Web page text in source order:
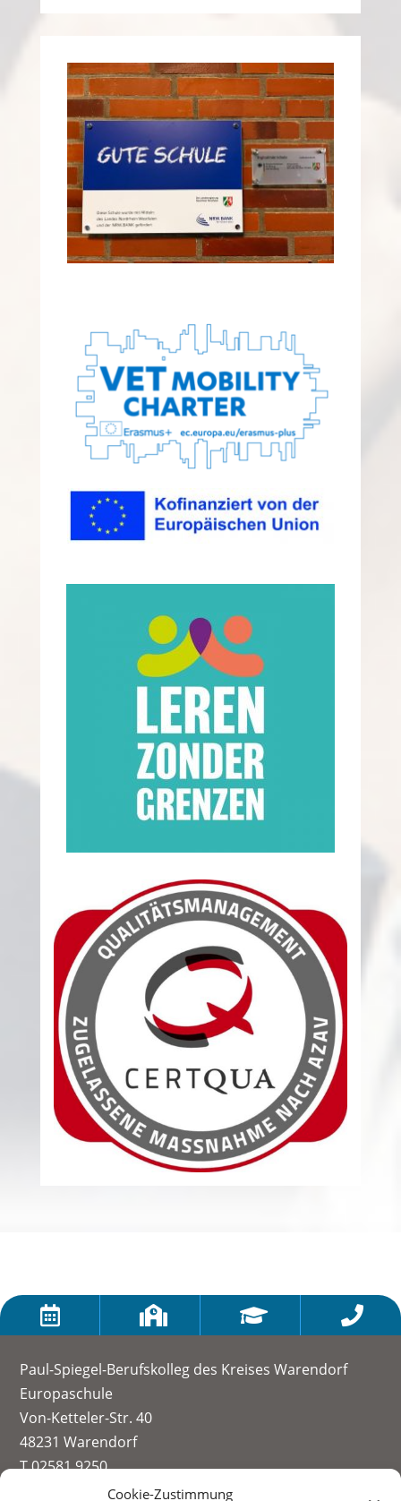
Cookie-Zustimmung
   
Paul-Spiegel-Berufskolleg des Kreises Warendorf
Europaschule
Von-Ketteler-Str. 40
48231 Warendorf
T 02581 9250
info@paul-spiegel-berufskolleg.eu